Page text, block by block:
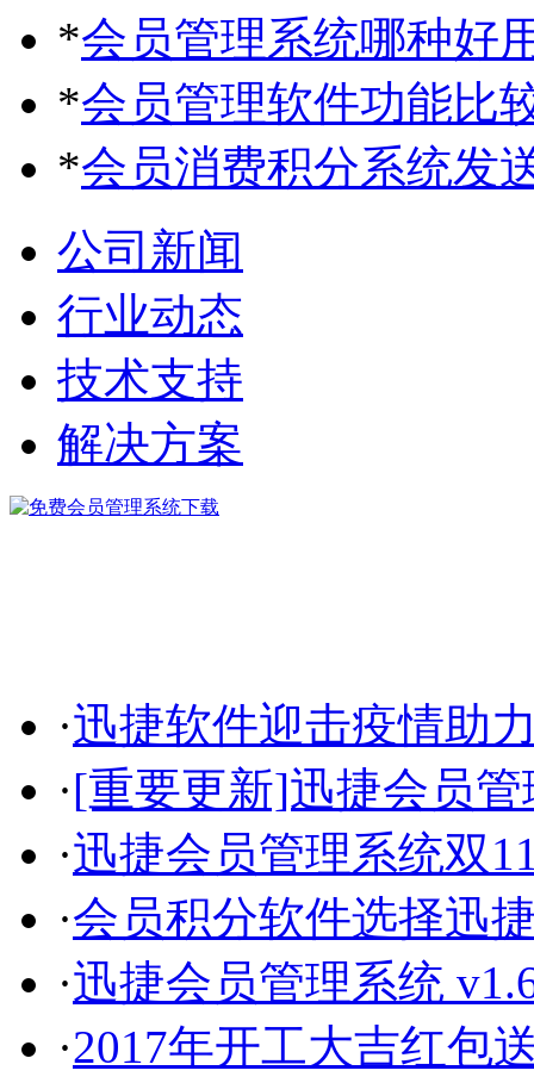
*会员管理系统哪种好
*会员管理软件功能比
*会员消费积分系统发
公司新闻
行业动态
技术支持
解决方案
·迅捷软件迎击疫情助
·[重要更新]迅捷会员
·迅捷会员管理系统双
·会员积分软件选择迅
·迅捷会员管理系统
·2017年开工大吉红包